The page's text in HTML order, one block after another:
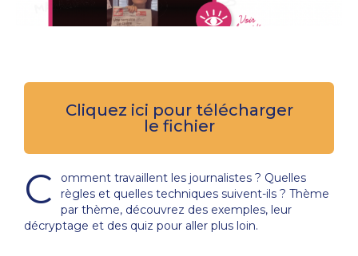
Cliquez ici pour télécharger
le fichier
C
omment travaillent les journalistes ? Quelles
règles et quelles techniques suivent-ils ? Thème
par thème, découvrez des exemples, leur
décryptage et des quiz pour aller plus loin.